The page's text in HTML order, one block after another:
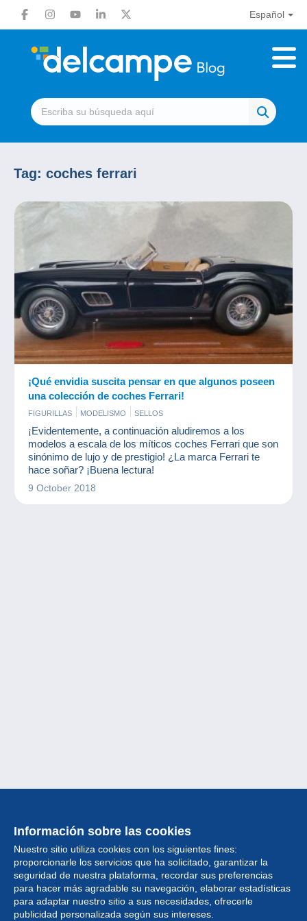
Español
Tag: coches ferrari
¡Qué envidia suscita pensar en que algunos poseen
una colección de coches Ferrari!
FIGURILLAS MODELISMO SELLOS
¡Evidentemente, a continuación aludiremos a los
modelos a escala de los míticos coches Ferrari que son
sinónimo de lujo y de prestigio! ¿La marca Ferrari te
hace soñar? ¡Buena lectura!
9 October 2018
Información sobre las cookies
Nuestro sitio utiliza cookies con los siguientes fines:
proporcionarle los servicios que ha solicitado, garantizar la
seguridad de nuestra plataforma, recordar sus preferencias
para hacer más agradable su navegación, elaborar estadísticas
para adaptar nuestro sitio a sus necesidades, ofrecerle
publicidad personalizada según sus intereses.
Colección